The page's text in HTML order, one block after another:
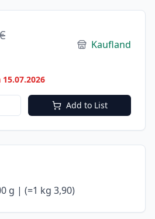
Kaufland
Add to List
g | (=1 kg 3,90)